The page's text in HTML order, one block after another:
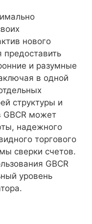
нового
предоставить
и разумные
в одной
структуры и
GBCR может
надежного
торгового
сверки счетов.
GBCR
уровень